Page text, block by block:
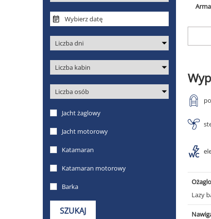
Lazy